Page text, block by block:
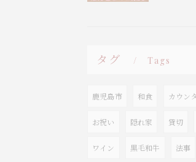
タグ Tags
鹿児島市 和食 カウン
お祝い 隠れ家 貸切
ワイン 黒毛和牛 法事